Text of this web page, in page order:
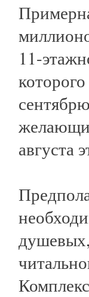
11-
августа